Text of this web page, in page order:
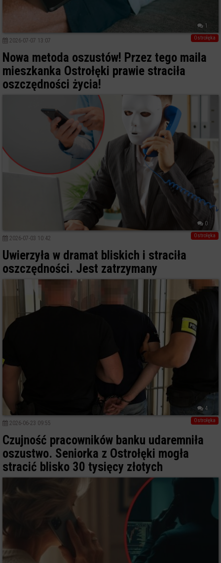
1
Ostrołęka
2026-07-07 13:07
Nowa metoda oszustów! Przez tego maila
mieszkanka Ostrołęki prawie straciła
oszczędności życia!
0
Ostrołęka
2026-07-03 10:42
Uwierzyła w dramat bliskich i straciła
oszczędności. Jest zatrzymany
4
Ostrołęka
2026-06-23 09:55
Czujność pracowników banku udaremniła
oszustwo. Seniorka z Ostrołęki mogła
stracić blisko 30 tysięcy złotych